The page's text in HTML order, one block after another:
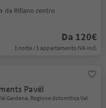
da Rifiano centro
Da 120€
1 notte / 1 appartamento IVA incl.
Pavël
Gardena, Regione dolomitica Val